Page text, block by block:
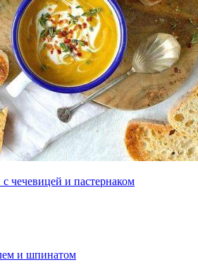
чечевицей и пастернаком
и шпинатом